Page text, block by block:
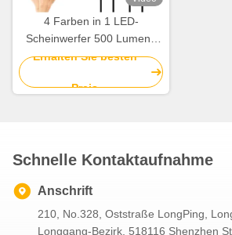
4 Farben in 1 LED-
Scheinwerfer 500 Lumens
Superhelle
Scheinwerfer
Erhalten Sie besten
Preis
Schnelle Kontaktaufnahme
Anschrift
210, No.328, Oststraße LongPing,
Longgang-Bezirk, 518116 Shenzhen